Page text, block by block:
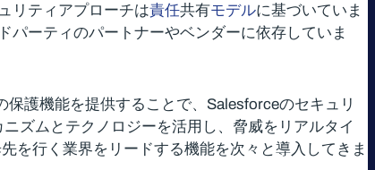
リティアプローチは責任共有モデルに基づいていま
ーティのパートナーやベンダーに依存していま
護機能を提供することで、Salesforceのセキュリ
ズムとテクノロジーを活用し、脅威をリアルタイ
を行く業界をリードする機能を次々と導入してきま